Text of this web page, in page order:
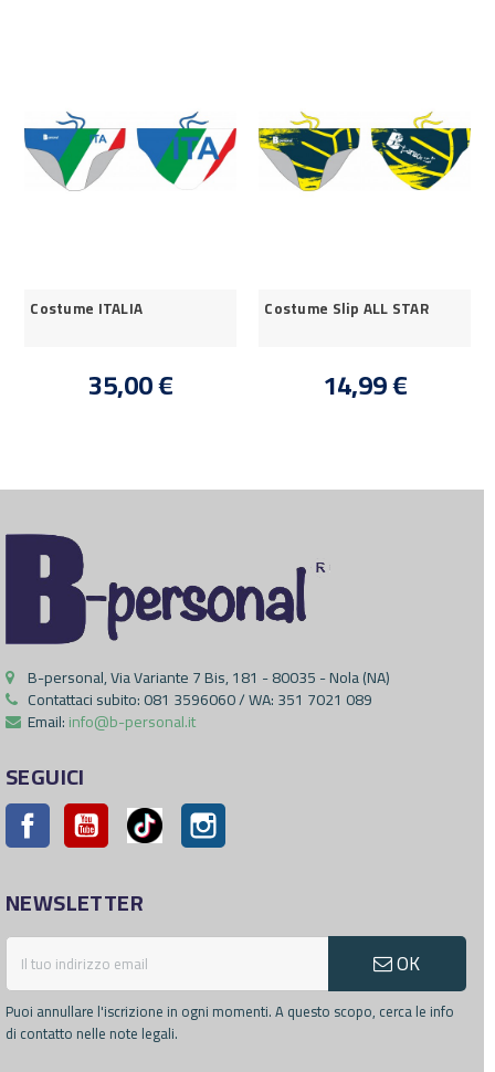
Costume ITALIA
35,00 €
Costume Slip ALL STAR
14,99 €
B-personal, Via Variante 7 Bis, 181 - 80035 - Nola (NA)
Contattaci subito:081 3596060 / WA: 351 7021 089
Email:info@b-personal.it
SEGUICI
Facebook YouTube Pinterest
NEWSLETTER
OK
Puoi annullare l'iscrizione in ogni momenti. A questo scopo, cerca le info
di contatto nelle note legali.